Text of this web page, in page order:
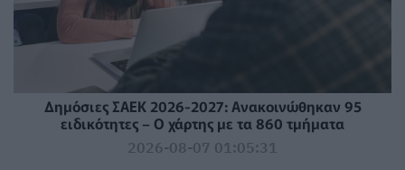
Δημόσιες ΣΑΕΚ 2026-2027: Ανακοινώθηκαν 95
ειδικότητες – Ο χάρτης με τα 860 τμήματα
2026-08-07 01:05:31